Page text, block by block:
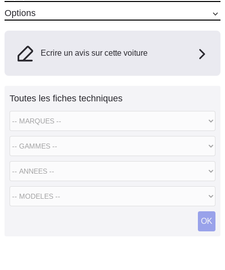
Options
Ecrire un avis sur cette voiture
Toutes les fiches techniques